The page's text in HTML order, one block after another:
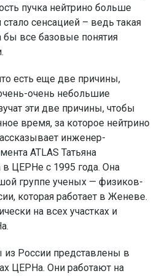
пучка нейтрино больше
стало сенсацией – ведь такая
бы все базовые понятия
есть еще две причины,
очень небольшие
эти две причины, чтобы
время, за которое нейтрино
инженер-
ATLAS Татьяна
в ЦЕРНе с 1995 года. Она
группе ученых — физиков-
которая работает в Женеве.
на всех участках и
России представлены в
ЦЕРНа. Они работают на